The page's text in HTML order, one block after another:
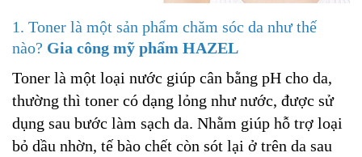
1. Toner là một sản phẩm chăm sóc da như thế
nào? Gia công mỹ phẩm HAZEL
Toner là một loại nước giúp cân bằng pH cho da,
thường thì toner có dạng lỏng như nước, được sử
dụng sau bước làm sạch da. Nhằm giúp hỗ trợ loại
bỏ dầu nhờn, tế bào chết còn sót lại ở trên da sau